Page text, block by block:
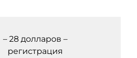
– 28 долларов –
регистрация